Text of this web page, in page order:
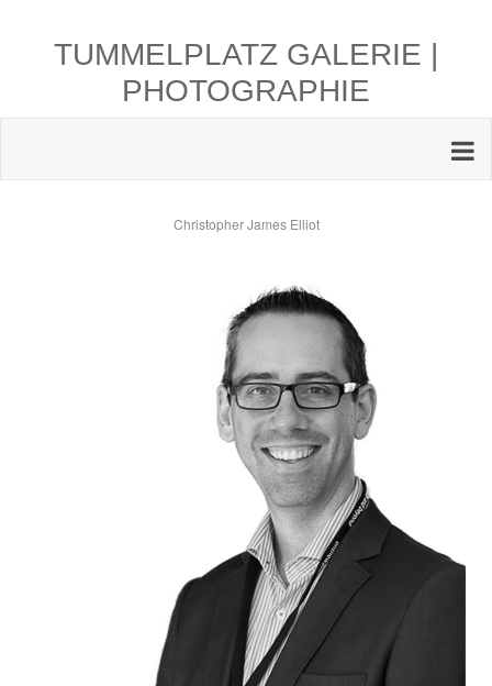
TUMMELPLATZ GALERIE |
PHOTOGRAPHIE
Christopher James Elliot